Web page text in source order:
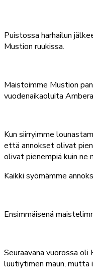
Puistossa harhailun
Mustion ruukissa.
Maistoimme Mustion
vuodenaikaoluita
Kun siirryimme
että annokset olivat
olivat pienempiä kuin
Kaikki syömämme
Ensimmäisenä
Seuraavana vuorossa
luutiytimen maun, mutta